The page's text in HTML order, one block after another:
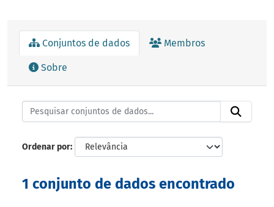
Conjuntos de dados Membros
Sobre
Ordenar por
1 conjunto de dados encontrado